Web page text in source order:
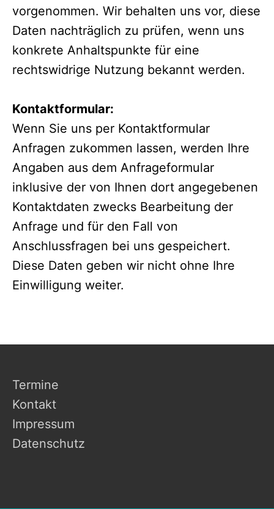
vorgenommen. Wir behalten uns vor, diese
Daten nachträglich zu prüfen, wenn uns
konkrete Anhaltspunkte für eine
rechtswidrige Nutzung bekannt werden.
Kontaktformular:
Wenn Sie uns per Kontaktformular
Anfragen zukommen lassen, werden Ihre
Angaben aus dem Anfrageformular
inklusive der von Ihnen dort angegebenen
Kontaktdaten zwecks Bearbeitung der
Anfrage und für den Fall von
Anschlussfragen bei uns gespeichert.
Diese Daten geben wir nicht ohne Ihre
Einwilligung weiter.
Termine
Kontakt
Impressum
Datenschutz